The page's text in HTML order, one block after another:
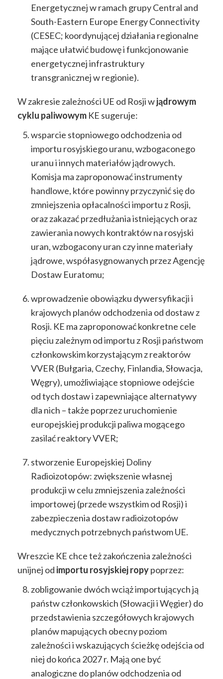
Energetycznej w ramach grupy Central and
South-Eastern Europe Energy Connectivity
(CESEC; koordynującej działania regionalne
mające ułatwić budowę i funkcjonowanie
energetycznej infrastruktury
transgranicznej w regionie).
W zakresie zależności UE od Rosji wjądrowym
cyklu paliwowym KE sugeruje:
wsparcie stopniowego odchodzenia od
importu rosyjskiego uranu, wzbogaconego
uranu i innych materiałów jądrowych.
Komisja ma zaproponować instrumenty
handlowe, które powinny przyczynić się do
zmniejszenia opłacalności importu z Rosji,
oraz zakazać przedłużania istniejących oraz
zawierania nowych kontraktów na rosyjski
uran, wzbogacony uran czy inne materiały
jądrowe, współasygnowanych przez Agencję
Dostaw Euratomu;
wprowadzenie obowiązku dywersyfikacji i
krajowych planów odchodzenia od dostaw z
Rosji. KE ma zaproponować konkretne cele
pięciu zależnym od importu z Rosji państwom
członkowskim korzystającym z reaktorów
VVER (Bułgaria, Czechy, Finlandia, Słowacja,
Węgry), umożliwiające stopniowe odejście
od tych dostaw i zapewniające alternatywy
dla nich – także poprzez uruchomienie
europejskiej produkcji paliwa mogącego
zasilać reaktory VVER;
stworzenie Europejskiej Doliny
Radioizotopów: zwiększenie własnej
produkcji w celu zmniejszenia zależności
importowej (przede wszystkim od Rosji) i
zabezpieczenia dostaw radioizotopów
medycznych potrzebnych państwom UE.
Wreszcie KE chce też zakończenia zależności
unijnej od importu rosyjskiej ropypoprzez:
zobligowanie dwóch wciąż importujących ją
państw członkowskich (Słowacji i Węgier) do
przedstawienia szczegółowych krajowych
planów mapujących obecny poziom
zależności i wskazujących ścieżkę odejścia od
niej do końca 2027 r. Mają one być
analogiczne do planów odchodzenia od